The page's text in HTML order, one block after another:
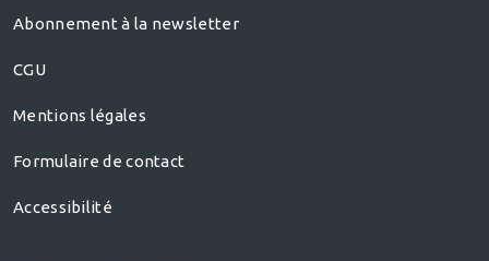
Abonnement à la newsletter
CGU
Mentions légales
Formulaire de contact
Accessibilité